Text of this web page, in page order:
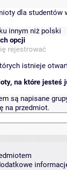
dla studentów
innym niż polski
opcji
rejestrować
istnieje
na które jesteś
są napisane
na przedmiot.